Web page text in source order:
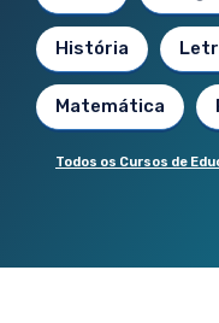
História
Matemática
Todos os Cursos de